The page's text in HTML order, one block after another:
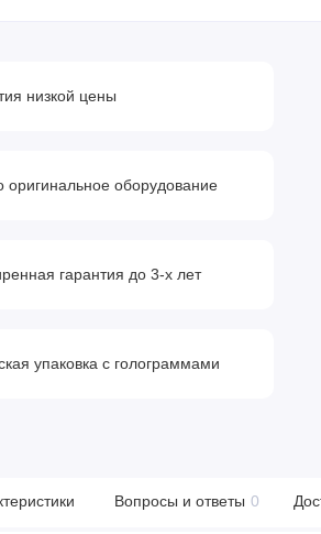
низкой цены
оригинальное оборудование
гарантия до 3-х лет
упаковка с голограммами
Вопросы и ответы 0